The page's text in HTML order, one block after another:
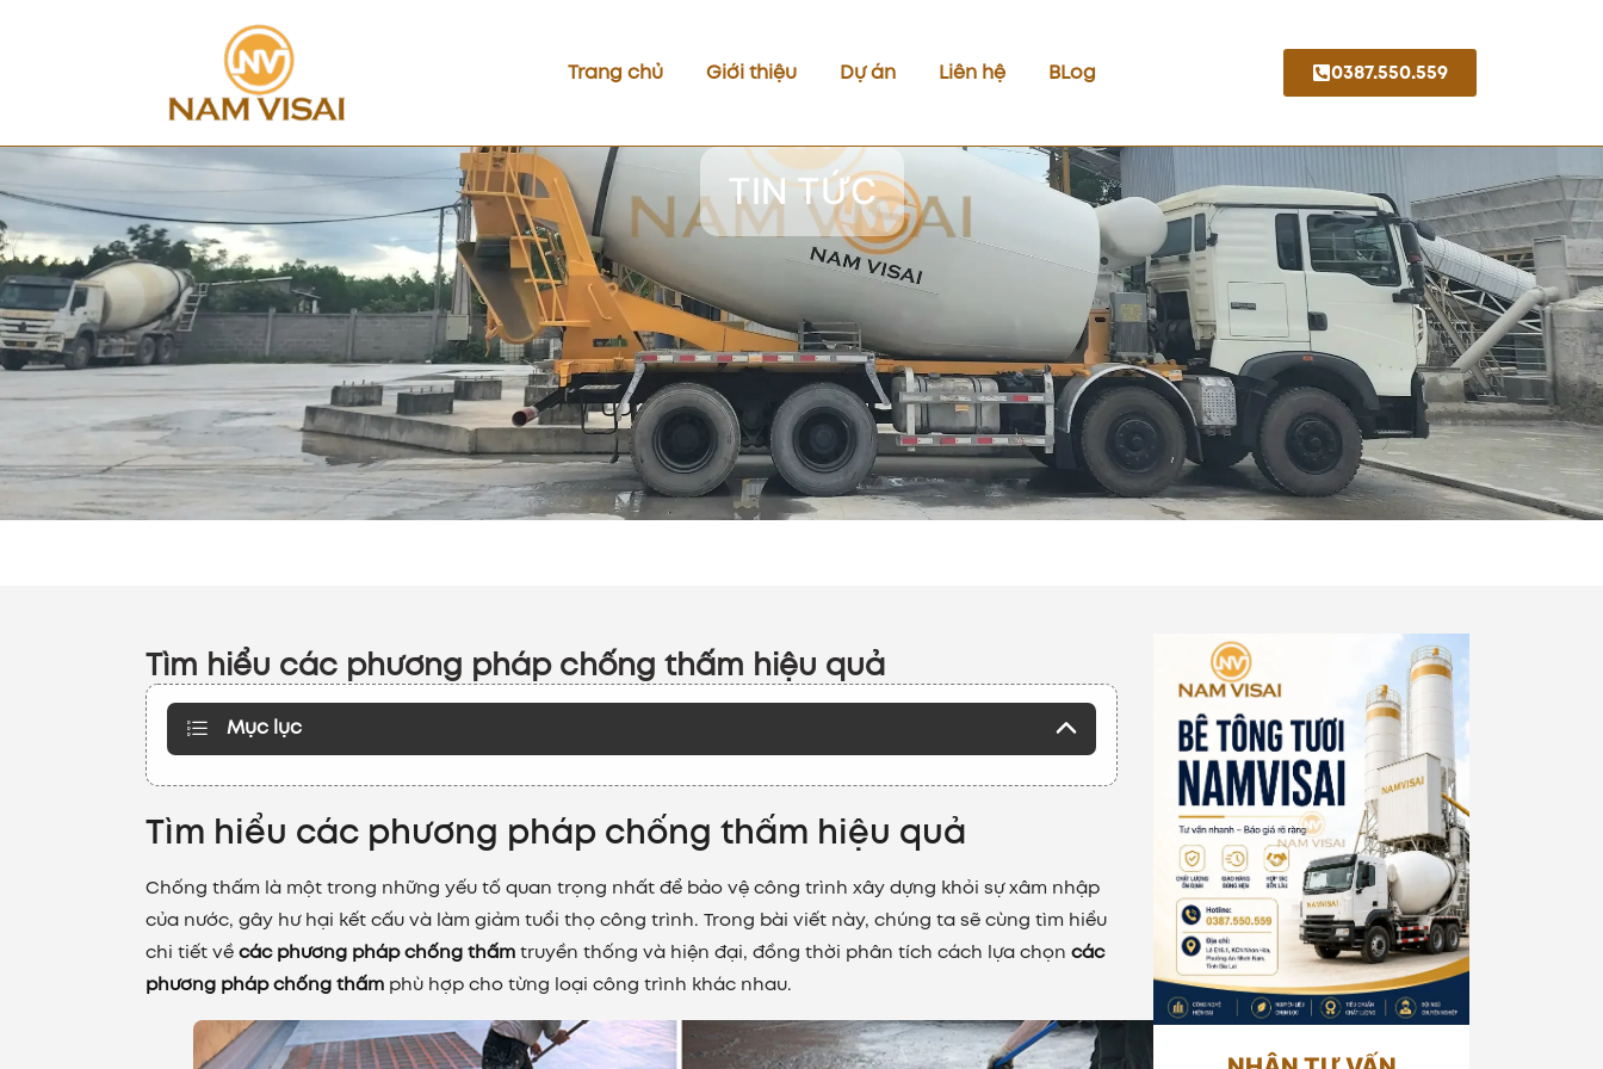
Trang chủ Giới thiệu Dự án Liên hệ BLog 0387.550.559
TIN TỨC
Tìm hiểu các phương pháp chống thấm hiệu quả
Mục lục
Tìm hiểu các phương pháp chống thấm hiệu quả
Chống thấm là một trong những yếu tố quan trọng nhất để bảo vệ công trình xây dựng khỏi sự xâm nhập
của nước, gây hư hại kết cấu và làm giảm tuổi thọ công trình. Trong bài viết này, chúng ta sẽ cùng tìm hiểu
chi tiết vềcác phương pháp chống thấmtruyền thống và hiện đại, đồng thời phân tích cách lựa chọn các
phương pháp chống thấm phù hợp cho từng loại công trình khác nhau.